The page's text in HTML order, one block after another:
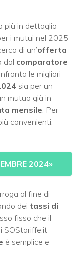
più in dettaglio
i mutui nel 2025
di un’offerta
dal comparatore
le migliori
sia per un
mutuo già in
mensile . Per
convenienti,
2024»
al fine di
dei tassi di
fisso che il
SOStariffe.it
è semplice e